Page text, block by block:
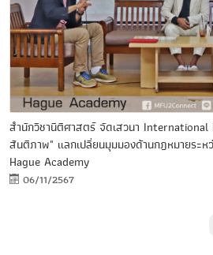
สำนักวิชานิติศาสตร์ จัดเสวนา
สันติภาพ" แลกเปลี่ยนมุมมองด้านกฎหมายระห
Hague Academy
06/11/2567